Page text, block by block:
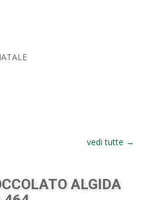
vedi tutte →
ALGIDA